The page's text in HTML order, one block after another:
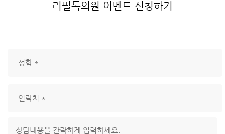
리필톡의원 이벤트 신청하기